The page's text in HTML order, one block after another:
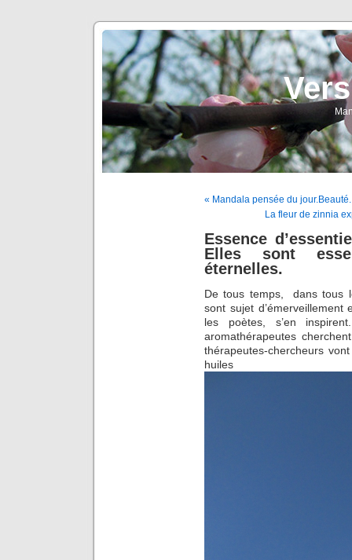
« Mandala pensée du jour.Beauté.
La fleur de zinnia
Essence
Elles sont
éternelles.
De tous temps, dans tous
sont sujet d’émerveillement
les poètes, s’en
aromathérapeutes
thérapeutes-chercheurs
huiles